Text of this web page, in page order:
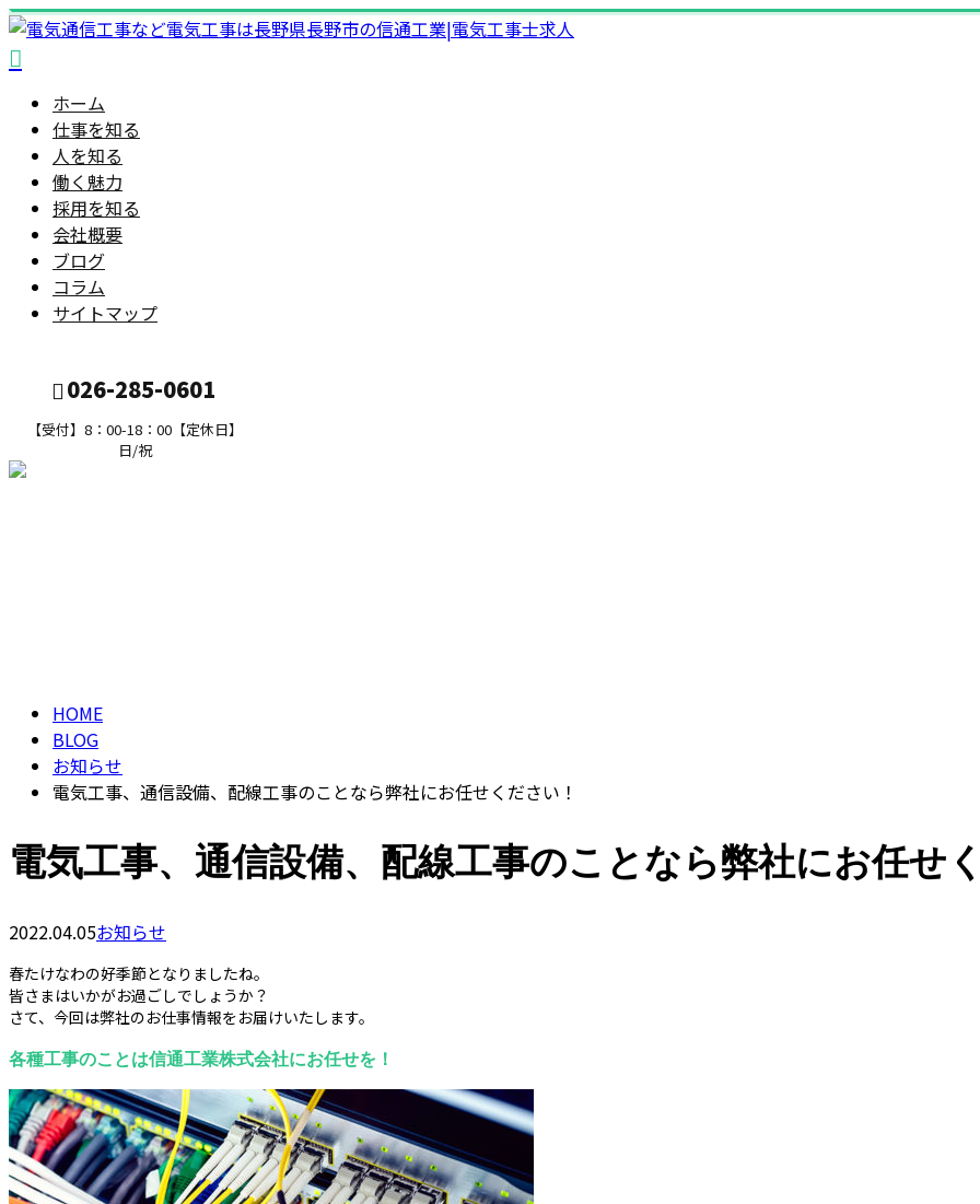
ホーム
仕事を知る
人を知る
働く魅力
採用を知る
会社概要
ブログ
コラム
サイトマップ
026-285-0601
【受付】8：00-18：00【定休日】
日/祝
HOME
BLOG
お知らせ
電気工事、通信設備、配線工事のことなら弊社にお任せください！
電気工事、通信設備、配線工事のことなら弊社にお任せ
2022.04.05お知らせ
春たけなわの好季節となりましたね。
皆さまはいかがお過ごしでしょうか？
さて、今回は弊社のお仕事情報をお届けいたします。
各種工事のことは信通工業株式会社にお任せを！